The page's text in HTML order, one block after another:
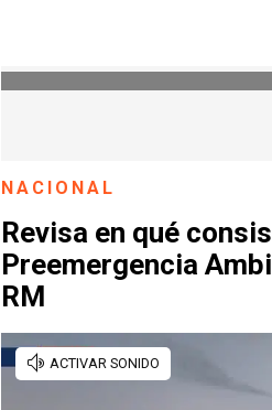
NACIONAL
Revisa en qué
Preemergencia
RM